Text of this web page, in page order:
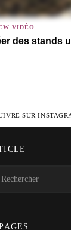
VIDÉO
des stands
SUR